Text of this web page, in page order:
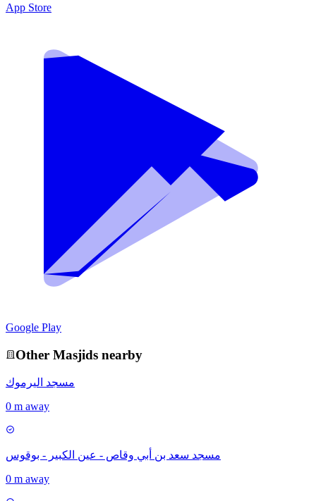
App Store
Google Play
Other Masjids nearby
مسجد اليرموك
0 m away
مسجد سعد بن أبي وقاص - عين الكبير - بوقوس
0 m away